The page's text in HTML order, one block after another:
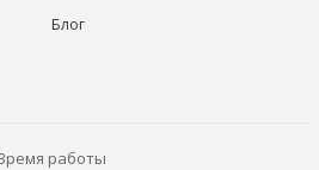
Блог
работы